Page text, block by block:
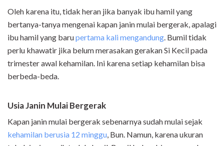
Oleh karena itu, tidak heran jika banyak ibu hamil yang
bertanya-tanya mengenai kapan janin mulai bergerak, apalagi
ibu hamil yang barupertama kali mengandung . Bumil tidak
perlu khawatir jika belum merasakan gerakan Si Kecil pada
trimester awal kehamilan. Ini karena setiap kehamilan bisa
berbeda-beda.
Usia Janin Mulai Bergerak
Kapan janin mulai bergerak sebenarnya sudah mulai sejak
kehamilan berusia 12 minggu , Bun. Namun, karena ukuran